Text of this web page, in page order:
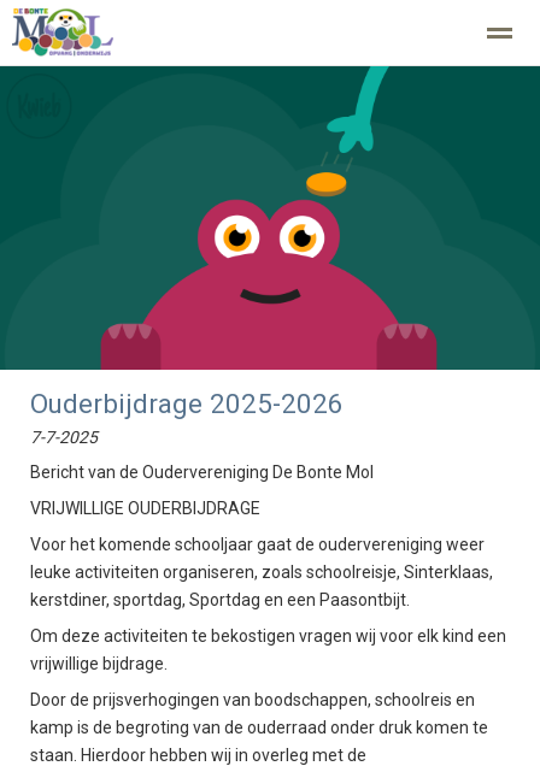
Nieuws
Ouderbijdrage 2025-2026
7-7-2025
Bericht van de Oudervereniging De Bonte Mol
VRIJWILLIGE OUDERBIJDRAGE
Voor het komende schooljaar gaat de oudervereniging weer
leuke activiteiten organiseren, zoals schoolreisje, Sinterklaas,
kerstdiner, sportdag, Sportdag en een Paasontbijt.
Om deze activiteiten te bekostigen vragen wij voor elk kind een
vrijwillige bijdrage.
Door de prijsverhogingen van boodschappen, schoolreis en
kamp is de begroting van de ouderraad onder druk komen te
staan. Hierdoor hebben wij in overleg met de